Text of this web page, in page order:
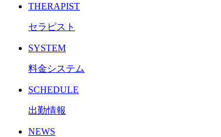
THERAPIST
セラピスト
SYSTEM
料金システム
SCHEDULE
出勤情報
NEWS